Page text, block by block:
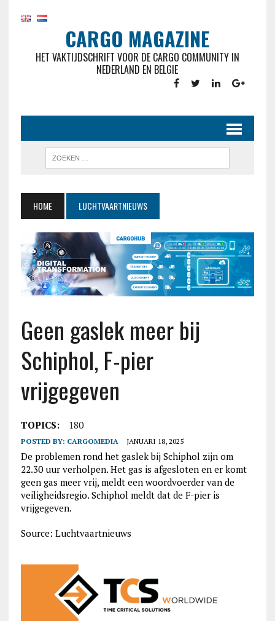
CARGO MAGAZINE
HET VAKTIJDSCHRIFT VOOR DE CARGO COMMUNITY IN
NEDERLAND EN BELGIE
HOME LUCHTVAARTNIEUWS
Geen gaslek meer bij
Schiphol, F-pier
vrijgegeven
TOPICS: 180
POSTED BY: CARGOMEDIA JANUARI 18, 2025
De problemen rond het gaslek bij Schiphol zijn om
22.30 uur verholpen. Het gas is afgesloten en er komt
geen gas meer vrij, meldt een woordvoerder van de
veiligheidsregio. Schiphol meldt dat de F-pier is
vrijgegeven.
Source: Luchtvaartnieuws